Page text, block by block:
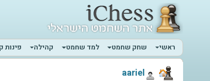
ראשי
שחק שחמט למד שחמט קהילה פינות
‫aariel‬